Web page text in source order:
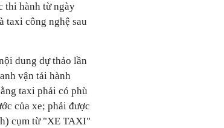
thi hành từ ngày
taxi công nghệ sau
dung dự thảo lần
vận tải hành
taxi phải có phù
của xe; phải được
cụm từ "XE TAXI"